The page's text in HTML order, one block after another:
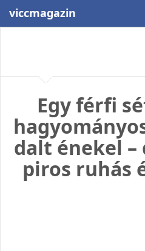
viccmagazin
Egy férfi
dalt énekel –
piros ruhás